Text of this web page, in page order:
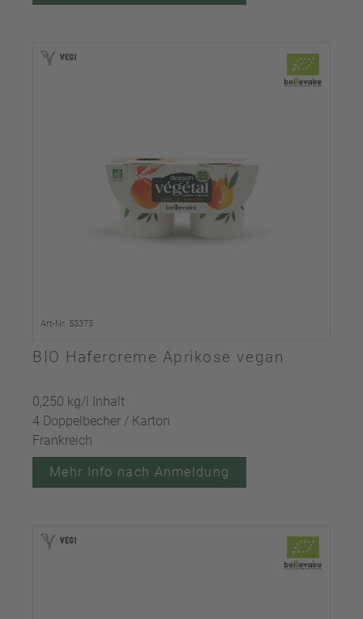
Art-Nr. 53375
BIO Hafercreme Aprikose vegan
0,250 kg/l Inhalt
4 Doppelbecher / Karton
Frankreich
Mehr Info nach Anmeldung